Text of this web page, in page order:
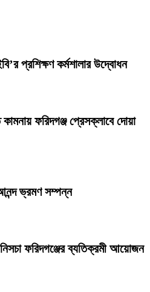
প্রশিক্ষণ কর্মশালার উদ্বোধন
ফরিদগঞ্জ প্রেসক্লাবে দোয়া
ভ্রমণ সম্পন্ন
ফরিদগঞ্জের ব্যতিক্রমী আয়োজন